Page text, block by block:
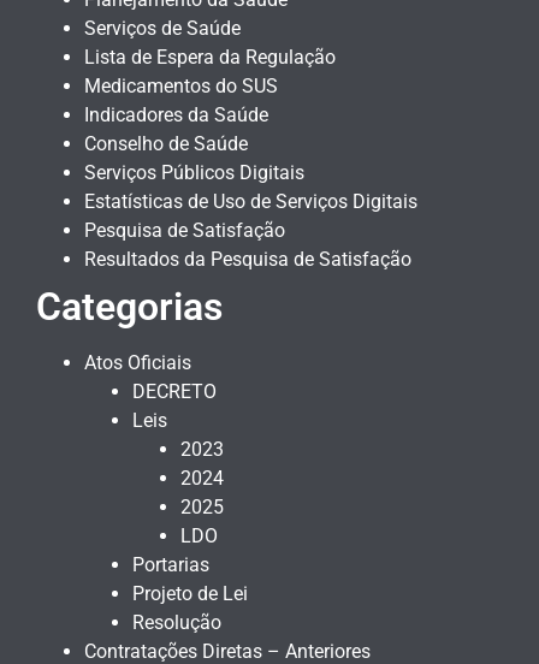
Serviços de Saúde
Lista de Espera da Regulação
Medicamentos do SUS
Indicadores da Saúde
Conselho de Saúde
Serviços Públicos Digitais
Estatísticas de Uso de Serviços Digitais
Pesquisa de Satisfação
Resultados da Pesquisa de Satisfação
Categorias
Atos Oficiais
DECRETO
Leis
2023
2024
2025
LDO
Portarias
Projeto de Lei
Resolução
Contratações Diretas – Anteriores